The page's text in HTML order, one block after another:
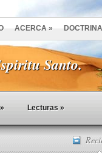
ACERCA » DOCTRINA
Santo.
» Lecturas »